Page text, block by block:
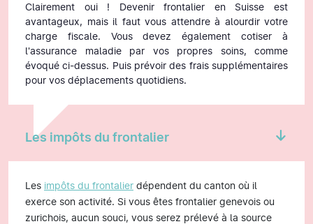
Clairement oui ! Devenir frontalier en Suisse est
avantageux, mais il faut vous attendre à alourdir votre
charge fiscale. Vous devez également cotiser à
l'assurance maladie par vos propres soins, comme
évoqué ci-dessus. Puis prévoir des frais supplémentaires
pour vos déplacements quotidiens.
Les impôts du frontalier
Les impôts du frontalier dépendent du canton où il
exerce son activité. Si vous êtes frontalier genevois ou
zurichois, aucun souci, vous serez prélevé à la source